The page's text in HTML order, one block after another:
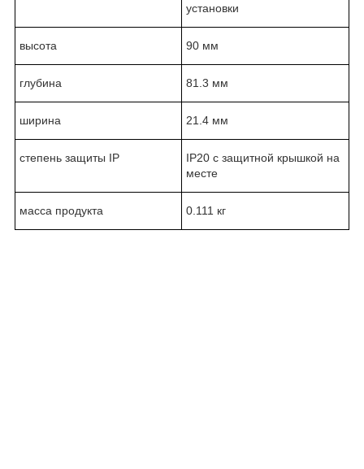
установки
высота 90 мм
глубина 81.3 мм
ширина 21.4 мм
степень защиты IP
IP20 с защитной крышкой на
месте
масса продукта 0.111 кг